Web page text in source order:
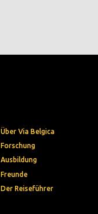
Über Via Belgica
Forschung
Ausbildung
Freunde
Der Reiseführer